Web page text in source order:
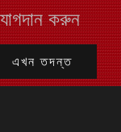
করুন